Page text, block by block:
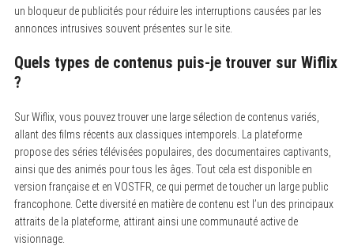
un bloqueur de publicités pour réduire les interruptions causées par les
annonces intrusives souvent présentes sur le site.
Quels types de contenus puis-je trouver sur Wiflix
?
Sur Wiflix, vous pouvez trouver une large sélection de contenus variés,
allant des films récents aux classiques intemporels. La plateforme
propose des séries télévisées populaires, des documentaires captivants,
ainsi que des animés pour tous les âges. Tout cela est disponible en
version française et en VOSTFR, ce qui permet de toucher un large public
francophone. Cette diversité en matière de contenu est l’un des principaux
attraits de la plateforme, attirant ainsi une communauté active de
visionnage.